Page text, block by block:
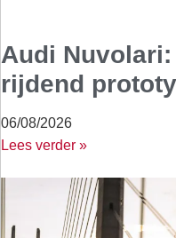
Audi
rijdend
06/08/2026
Lees verder »